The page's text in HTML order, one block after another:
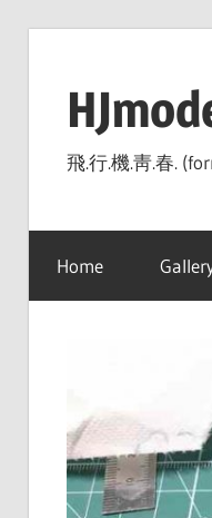
content
飛.行.機.靑.春.
Home